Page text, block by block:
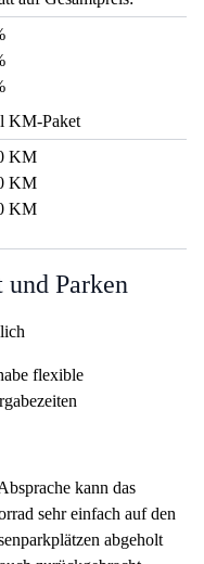
KM-Paket
KM
KM
KM
und Parken
flexible
kann das
sehr einfach auf den
abgeholt